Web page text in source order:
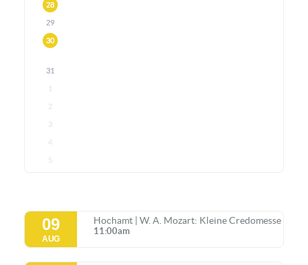
28
29
30
31
1
2
3
4
5
09
AUG
Hochamt | W. A. Mozart: Kleine Credomesse
11:00am